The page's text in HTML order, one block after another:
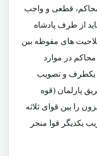
قطعی و واجب
از طرف پادشاه
های مفوظه بین
در موارد
یکطرف و تصویب
پارلمان (قوه
را بین قوای ثلاثه
یکدیگر قوا منجر